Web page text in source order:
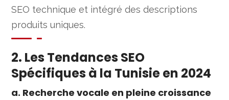
SEO technique et intégré des descriptions
produits uniques.
2. Les Tendances SEO
Spécifiques à la Tunisie en 2024
a. Recherche vocale en pleine croissance